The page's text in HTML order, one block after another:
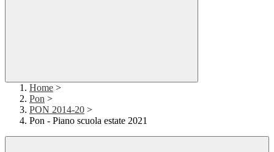
Home >
Pon >
PON 2014-20 >
Pon - Piano scuola estate 2021